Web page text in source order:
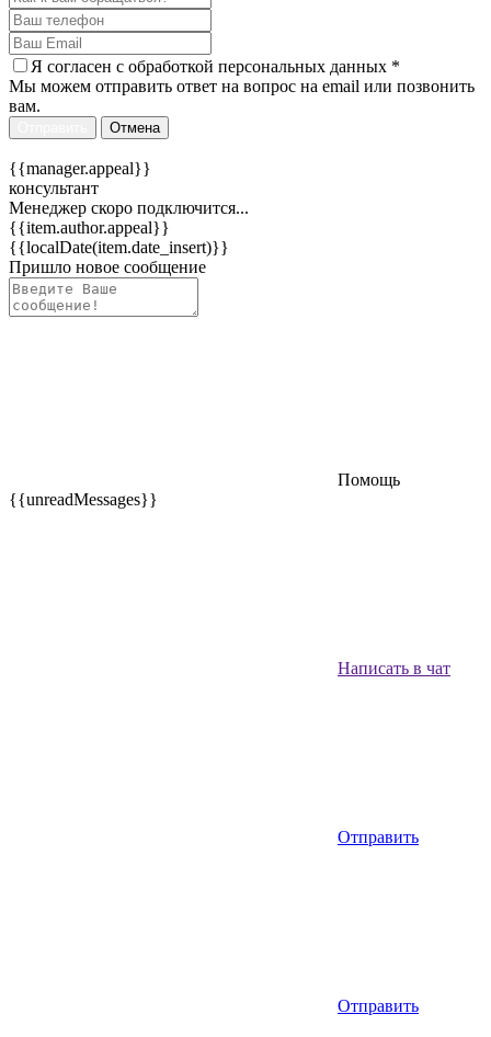
Я согласен c обработкой персональных данных *
Мы можем отправить ответ на вопрос на email или позвонить
вам.
Отмена
{{manager.appeal}}
консультант
Менеджер скоро подключится...
{{item.author.appeal}}
{{localDate(item.date_insert)}}
Пришло новое сообщение
Помощь
{{unreadMessages}}
Написать в чат
Отправить
Отправить